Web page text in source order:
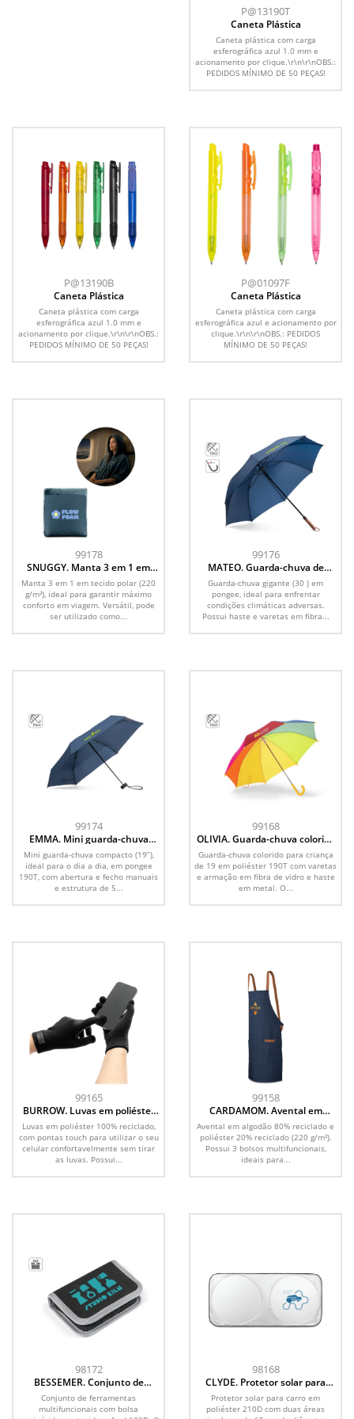
P@13190T
Caneta Plástica
Caneta plástica com carga
esferográfica azul 1.0 mm e
acionamento por clique.\r\n\r\nOBS.:
PEDIDOS MÍNIMO DE 50 PEÇAS!
P@13190B
Caneta Plástica
Caneta plástica com carga
esferográfica azul 1.0 mm e
acionamento por clique.\r\n\r\nOBS.:
PEDIDOS MÍNIMO DE 50 PEÇAS!
P@01097F
Caneta Plástica
Caneta plástica com carga
esferográfica azul e acionamento por
clique.\r\n\r\nOBS.: PEDIDOS
MÍNIMO DE 50 PEÇAS!
99178
SNUGGY. Manta 3 em 1 em
tecido polar (220 g/m²) ideal
para viagens
Manta 3 em 1 em tecido polar (220
g/m²), ideal para garantir máximo
conforto em viagem. Versátil, pode
ser utilizado como...
99176
MATEO. Guarda-chuva de
gigante (30 ) em pongee, ideal
para enfrentar condições
climáticas adversas
Guarda-chuva gigante (30 ) em
pongee, ideal para enfrentar
condições climáticas adversas.
Possui haste e varetas em fibra...
99174
EMMA. Mini guarda-chuva
compacto de 19” em pongee
190T
Mini guarda-chuva compacto (19”),
ideal para o dia a dia, em pongee
190T, com abertura e fecho manuais
e estrutura de 5...
99168
OLIVIA. Guarda-chuva colorido
para criança de 19 em poliéster
190T
Guarda-chuva colorido para criança
de 19 em poliéster 190T com varetas
e armação em fibra de vidro e haste
em metal. O...
99165
BURROW. Luvas em poliéster
100% reciclado, com pontas
touch
Luvas em poliéster 100% reciclado,
com pontas touch para utilizar o seu
celular confortavelmente sem tirar
as luvas. Possui...
99158
CARDAMOM. Avental em
algodão 80% reciclado e
poliéster 20% reciclado (220
g/m²)
Avental em algodão 80% reciclado e
poliéster 20% reciclado (220 g/m²).
Possui 3 bolsos multifuncionais,
ideais para...
98172
BESSEMER. Conjunto de
ferramentas multifuncionais
com 24 peças em aço de
carbono
Conjunto de ferramentas
multifuncionais com bolsa
98168
CLYDE. Protetor solar para
carro em poliéster 210D com
duas áreas circulares de 65 cm
Protetor solar para carro em
poliéster 210D com duas áreas